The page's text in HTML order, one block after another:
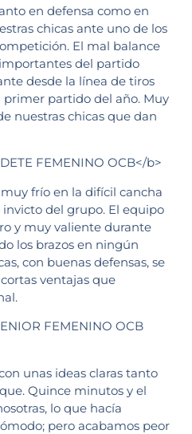
en defensa como en
chicas ante uno de los
El mal balance
del partido
desde la línea de tiros
primer partido del año. Muy
nuestras chicas que dan
FEMENINO OCB</b>
frío en la difícil cancha
del grupo. El equipo
y muy valiente durante
los brazos en ningún
con buenas defensas, se
ventajas que
FEMENINO OCB
unas ideas claras tanto
Quince minutos y el
lo que hacía
pero acabamos peor